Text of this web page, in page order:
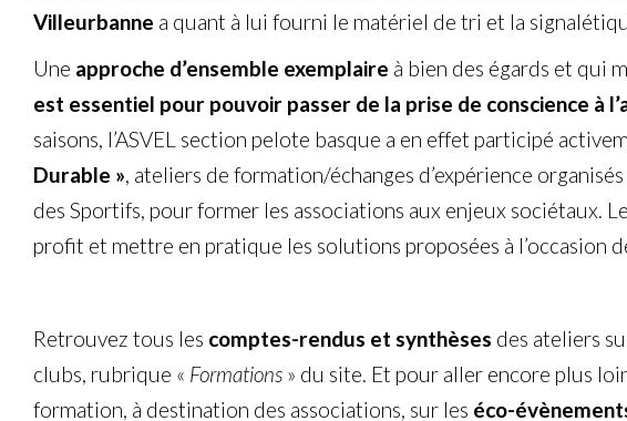
Villeurbanne a quant à lui fourni le matériel de tri et la
Une approche d’ensemble exemplaire à bien des égards et qui
est essentiel pour pouvoir passer de la prise de conscience à
saisons, l’ASVEL section pelote basque a en effet participé
Durable », ateliers de formation/échanges d’expérience
des Sportifs, pour former les associations aux enjeux sociétaux.
profit et mettre en pratique les solutions proposées à l’occasion
Retrouvez tous les comptes-rendus et synthèses des ateliers
clubs, rubrique « Formations » du site. Et pour aller encore plus
formation, à destination des associations, sur les éco-